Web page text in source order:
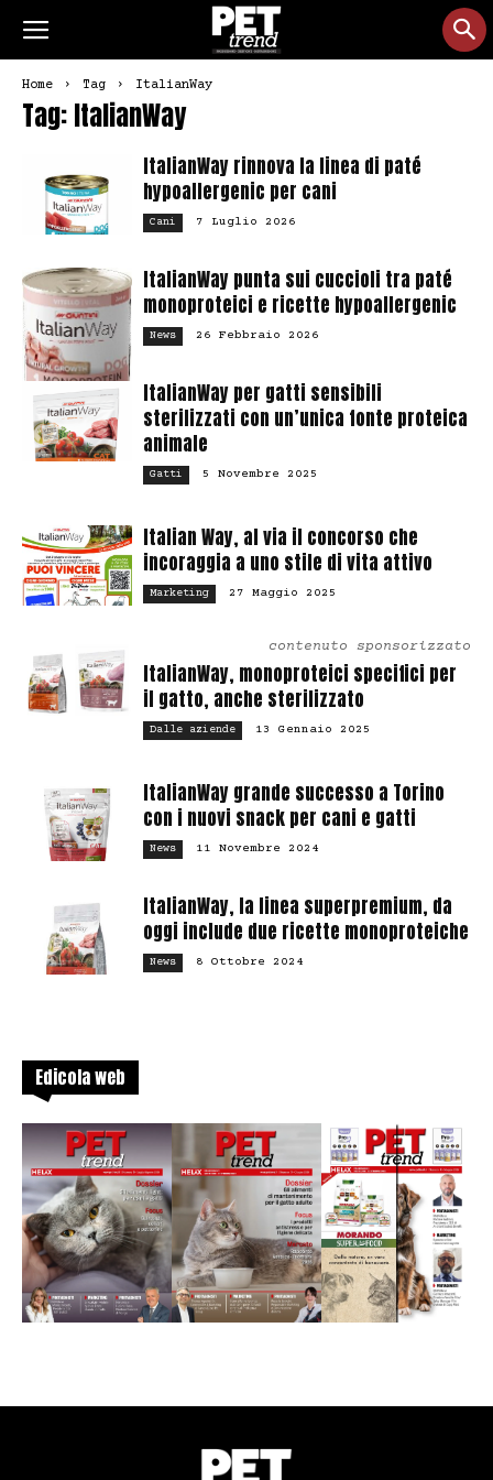
Home Tag ItalianWay
Tag: ItalianWay
ItalianWay rinnova la linea di paté
hypoallergenic per cani
Cani 7 Luglio 2026
ItalianWay punta sui cuccioli tra paté
monoproteici e ricette hypoallergenic
News 26 Febbraio 2026
ItalianWay per gatti sensibili
sterilizzati con un’unica fonte proteica
animale
Gatti 5 Novembre 2025
Italian Way, al via il concorso che
incoraggia a uno stile di vita attivo
Marketing 27 Maggio 2025
contenuto sponsorizzato
ItalianWay, monoproteici specifici per
il gatto, anche sterilizzato
Dalle aziende 13 Gennaio 2025
ItalianWay grande successo a Torino
con i nuovi snack per cani e gatti
News 11 Novembre 2024
ItalianWay, la linea superpremium, da
oggi include due ricette monoproteiche
News 8 Ottobre 2024
Edicola web